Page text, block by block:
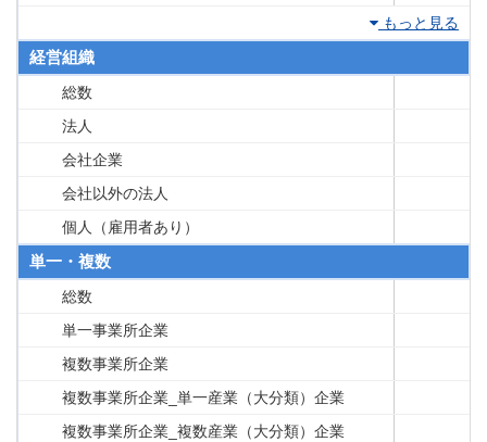
もっと見る
経営組織
総数
法人
会社企業
会社以外の法人
個人（雇用者あり）
単一・複数
総数
単一事業所企業
複数事業所企業
複数事業所企業_単一産業（大分類）企業
複数事業所企業_複数産業（大分類）企業